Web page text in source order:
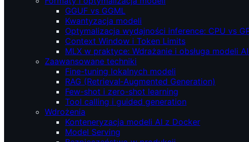
GGUF vs GGML
Kwantyzacja modeli
Optymalizacja wydajności inference: CPU vs
Context Window i Token Limits
MLX w praktyce: Wdrażanie i obsługa modeli
Zaawansowane techniki
Fine-tuning lokalnych modeli
RAG (Retrieval‑Augmented Generation)
Few-shot i zero-shot learning
Tool calling i guided generation
Wdrożenia
Konteneryzacja modeli AI z Docker
Model Serving